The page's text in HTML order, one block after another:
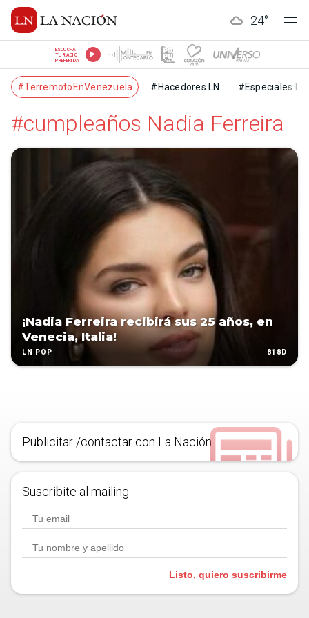
24°
ESCUCHÁ
TU RADIO
PREFERIDA
#TerremotoEnVenezuela #Hacedores LN #Especiales LN
#cumpleaños Nadia Ferreira
¡Nadia Ferreira recibirá sus 25 años, en
Venecia, Italia!
LN POP 818D
Publicitar /contactar con La Nación
Suscribite al mailing.
Listo, quiero suscribirme